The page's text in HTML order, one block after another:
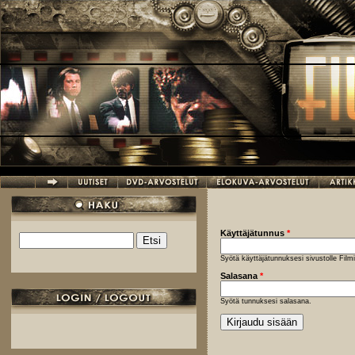
Hyppää pääsisältöön
Hakulomake
Käyttäjätunnus *
Syötä käyttäjätunnuksesi sivustolle
Salasana *
Syötä tunnuksesi salasana.